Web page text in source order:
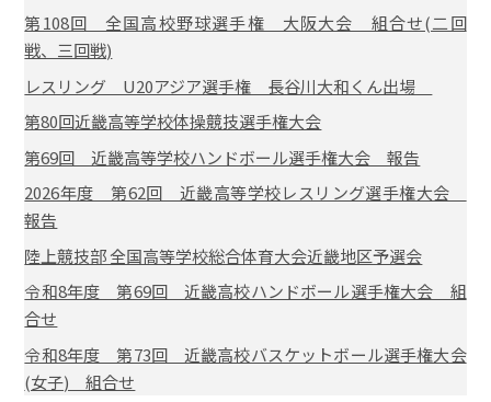
第108回 全国高校野球選手権 大阪大会 組合せ(二回
戦、三回戦)
レスリング U20アジア選手権 長谷川大和くん出場
第80回近畿高等学校体操競技選手権大会
第69回 近畿高等学校ハンドボール選手権大会 報告
2026年度 第62回 近畿高等学校レスリング選手権大会
報告
陸上競技部 全国高等学校総合体育大会近畿地区予選会
令和8年度 第69回 近畿高校ハンドボール選手権大会 組
合せ
令和8年度 第73回 近畿高校バスケットボール選手権大会
(女子) 組合せ